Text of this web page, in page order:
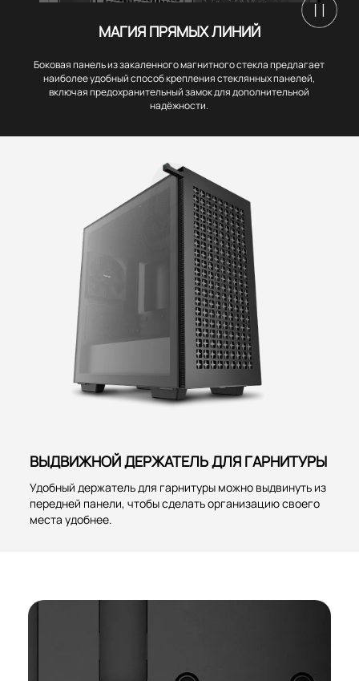
МАГИЯ ПРЯМЫХ ЛИНИЙ
Боковая панель из закаленного магнитного стекла предлагает
наиболее удобный способ крепления стеклянных панелей,
включая предохранительный замок для дополнительной
надёжности.
ВЫДВИЖНОЙ ДЕРЖАТЕЛЬ ДЛЯ ГАРНИТУРЫ
Удобный держатель для гарнитуры можно выдвинуть из
передней панели, чтобы сделать организацию своего
места удобнее.